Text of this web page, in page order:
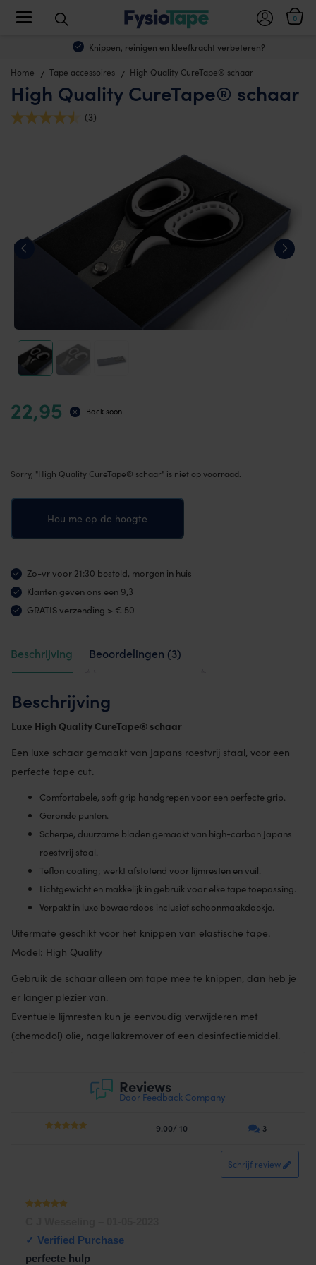
Knippen, reinigen en kleefkracht verbeteren?
0
Toggle navigation
Home Tape accessoires High Quality CureTape® schaar
High Quality CureTape® schaar
(3)
22,95 Back soon
Sorry, "High Quality CureTape® schaar" is niet op voorraad.
Hou me op de hoogte
Zo-vr voor 21:30 besteld, morgen in huis
Klanten geven ons een 9,3
GRATIS verzending > € 50
Beschrijving Beoordelingen (3)
Beschrijving
Luxe High Quality CureTape® schaar
Een luxe schaar gemaakt van Japans roestvrij staal, voor een
perfecte tape cut.
Comfortabele, soft grip handgrepen voor een perfecte grip.
Geronde punten.
Scherpe, duurzame bladen gemaakt van high-carbon Japans
roestvrij staal.
Teflon coating; werkt afstotend voor lijmresten en vuil.
Lichtgewicht en makkelijk in gebruik voor elke tape toepassing.
Verpakt in luxe bewaardoos inclusief schoonmaakdoekje.
Uitermate geschikt voor het knippen van elastische tape.
Model: High Quality
Gebruik de schaar alleen om tape mee te knippen, dan heb je
er langer plezier van.
Eventuele lijmresten kun je eenvoudig verwijderen met
(chemodol) olie, nagellakremover of een desinfectiemiddel.
Reviews
Door Feedback Company
9.00/ 10 3
Schrijf review
perfecte hulp